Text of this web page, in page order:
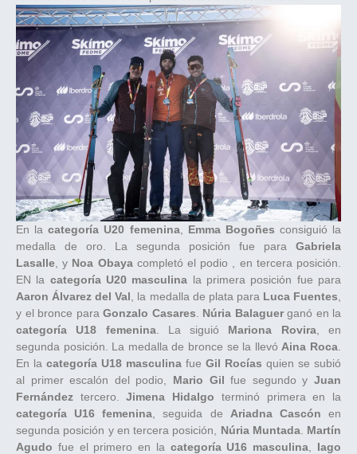
En lacategoría U20 femenina, Emma Bogoñes consiguió la
medalla de oro. La segunda posición fue para Gabriela
Lasalle , y Noa Obayacompletó el podio , en tercera posición.
EN la categoría U20 masculina la primera posición fue para
Aaron Álvarez del Val , la medalla de plata para Luca Fuentes
y el bronce para Gonzalo Casares Núria Balaguerganó en la
categoría U18 femenina. La siguió Mariona Rovira, en
segunda posición. La medalla de bronce se la llevó Aina Roca
En la categoría U18 masculina fue Gil Rocías quien se subió
al primer escalón del podio, Mario Gil fue segundo yJuan
Fernández tercero.Jimena Hidalgo terminó primera en la
categoría U16 femenina , seguida de Ariadna Cascón en
segunda posición y en tercera posición, Núria Muntada. Martín
Agudo fue el primero en la categoría U16 masculina
Iago